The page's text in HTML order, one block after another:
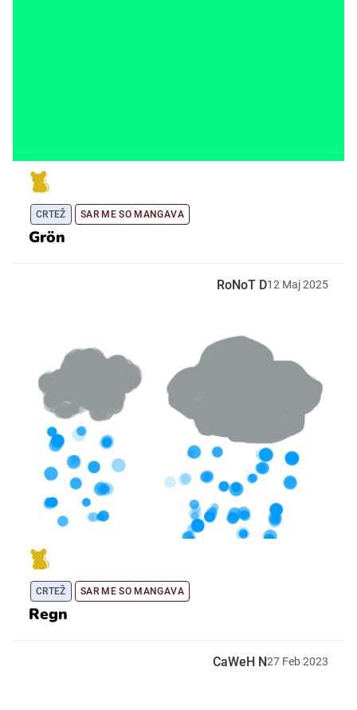
CRTEŽ SAR ME SO MANGAVA
Grön
RoNoT D12 Maj2025
CRTEŽ SAR ME SO MANGAVA
Regn
CaWeH N27 Feb2023